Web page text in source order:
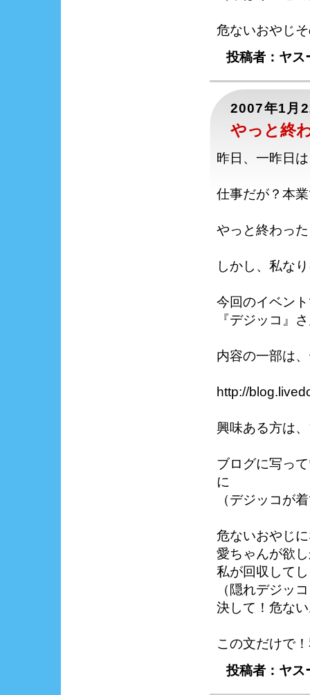
危ないおやじ
投稿者：ヤ
2007年1月
やっと終
昨日、一昨日
仕事だが？本
やっと終わっ
しかし、私な
今回のイベン
『デジッコ』
内容の一部は
http://
興味ある方は
ブログに写っ
に
（デジッコが
危ないおやじ
愛ちゃんが欲
私が回収して
（隠れデジッ
決して！危な
この文だけで
投稿者：ヤ